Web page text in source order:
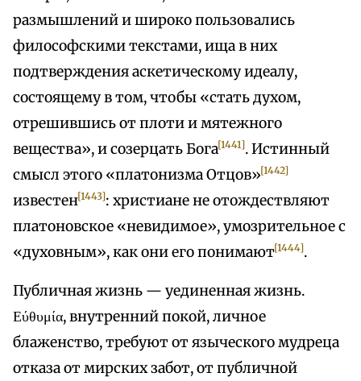
размышлений и широко пользовались
философскими текстами, ища в них
подтверждения аскетическому идеалу,
состоящему в том, чтобы «стать духом,
отрешившись от плоти и мятежного
вещества», и созерцать Бога[1441]. Истинный
смысл этого «платонизма Отцов»[1442]
известен[1443]: христиане не отождествляют
платоновское «невидимое», умозрительное с
«духовным», как они его понимают[1444].
Публичная жизнь — уединенная жизнь.
Εύθυμία, внутренний покой, личное
блаженство, требуют от языческого мудреца
отказа от мирских забот, от публичной